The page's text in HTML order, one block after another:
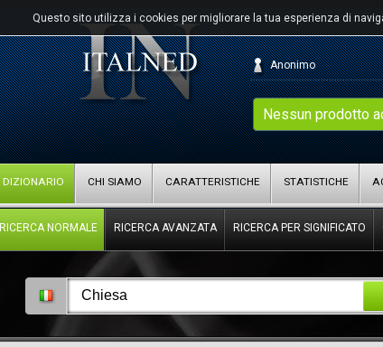
Questo sito utilizza i cookies per migliorare la tua esperienza di
Nessun prodotto
Anonimo
DIZIONARIO CHI SIAMO CARATTERISTICHE STATISTICHE
RICERCA NORMALE RICERCA AVANZATA RICERCA PER SIGNIFICATO